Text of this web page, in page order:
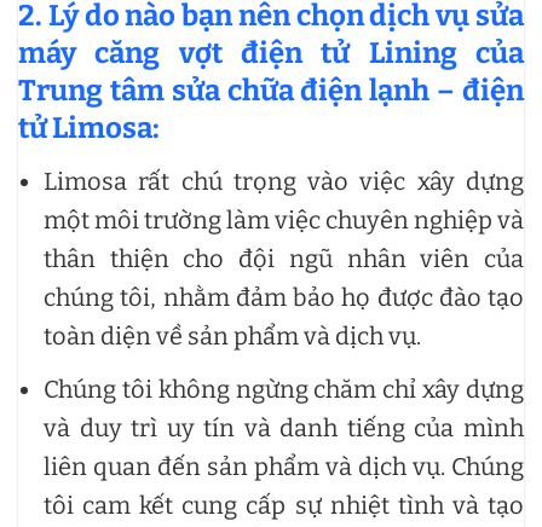
2. Lý do nào bạn nên chọn dịch vụ sửa
máy căng vợt điện tử Lining của
Trung tâm sửa chữa điện lạnh – điện
tử Limosa:
Limosa rất chú trọng vào việc xây dựng
một môi trường làm việc chuyên nghiệp và
thân thiện cho đội ngũ nhân viên của
chúng tôi, nhằm đảm bảo họ được đào tạo
toàn diện về sản phẩm và dịch vụ.
Chúng tôi không ngừng chăm chỉ xây dựng
và duy trì uy tín và danh tiếng của mình
liên quan đến sản phẩm và dịch vụ. Chúng
tôi cam kết cung cấp sự nhiệt tình và tạo